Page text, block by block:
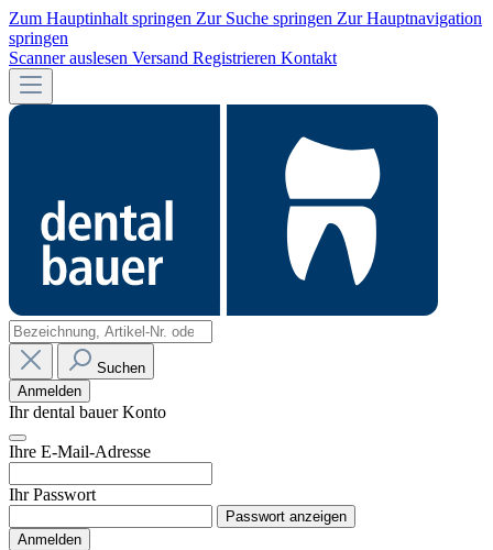
Zum Hauptinhalt springen Zur Suche springen Zur Hauptnavigation
springen
Scanner auslesen Versand Registrieren Kontakt
Suchen
Anmelden
Ihr dental bauer Konto
Ihre E-Mail-Adresse
Ihr Passwort
Passwort anzeigen
Anmelden